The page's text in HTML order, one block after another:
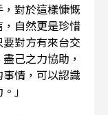
對於這樣慷慨
自然更是珍惜
對方有來台交
己之力協助，
情，可以認識
」